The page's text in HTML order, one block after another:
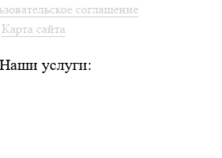
соглашение
Карта сайта
Наши услуги: